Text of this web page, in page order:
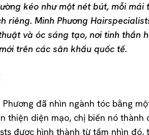
kéo như một nét bút, mỗi mái
riêng. Minh Phương
và óc sáng tạo, nơi tinh thần
trên các sân khấu quốc tế.
đã nhìn ngành tóc bằng
thiện diện mạo, chị biến nó thành
được hình thành từ tầm nhìn đó,